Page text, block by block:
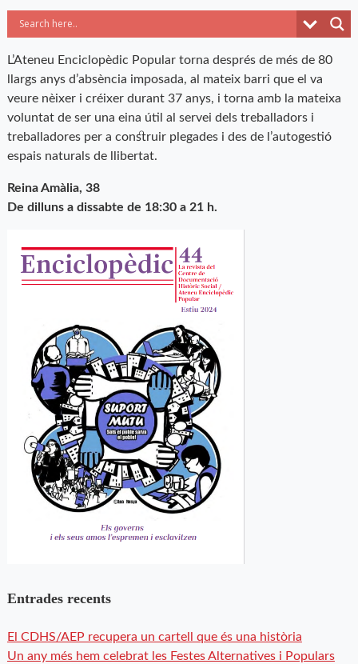
L’Ateneu Enciclopèdic Popular torna després de més de 80
llargs anys d’absència imposada, al mateix barri que el va
veure nèixer i créixer durant 37 anys, i torna amb la mateixa
voluntat de ser una eina útil al servei dels treballadors i
treballadores per a construir plegades i des de l’autogestió
espais naturals de llibertat.
Reina Amàlia, 38
De dilluns a dissabte de 18:30 a 21 h.
Entrades recents
El CDHS/AEP recupera un cartell que és una història
Un any més hem celebrat les Festes Alternatives i Populars